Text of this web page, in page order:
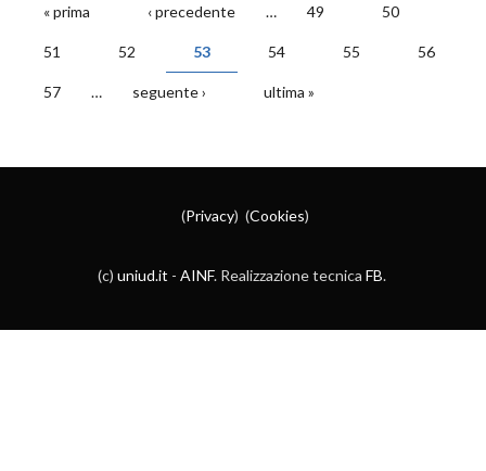
PAGINE
« prima ‹ precedente … 49 50
51 52 53 54 55 56
57 … seguente › ultima »
(Privacy) (Cookies)
(c) uniud.it - AINF. Realizzazione tecnica FB.